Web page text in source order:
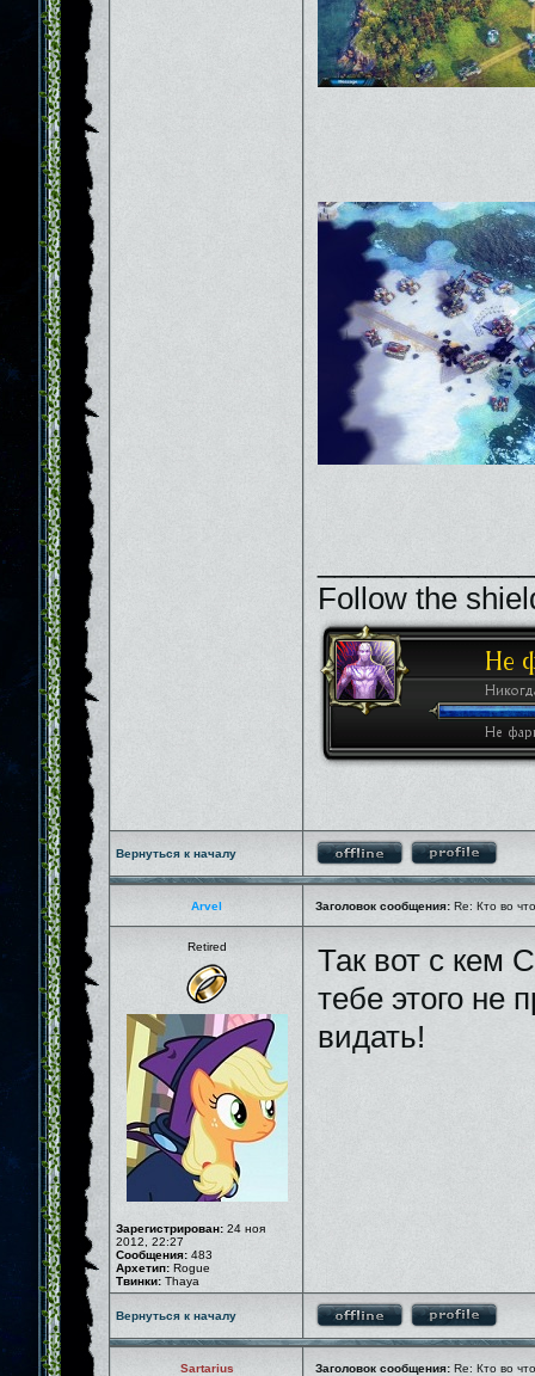
Follow the
Вернуться к началу
Arvel Заголовок сообщения: Re: Кто во
Retired
Зарегистрирован: 24 ноя
2012, 22:27
Сообщения: 483
Архетип: Rogue
Твинки: Thaya
Так вот с кем
тебе этого не
видать!
Вернуться к началу
Sartarius Заголовок сообщения: Re: Кто во